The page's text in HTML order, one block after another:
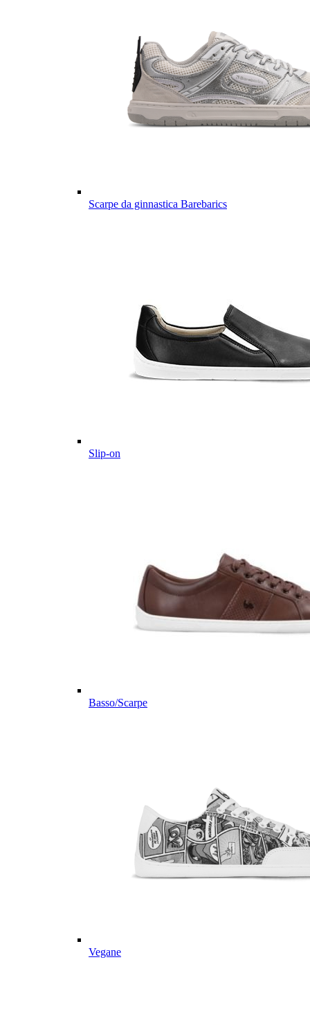
Scarpe da ginnastica Barebarics
Slip-on
Basso/Scarpe
Vegane